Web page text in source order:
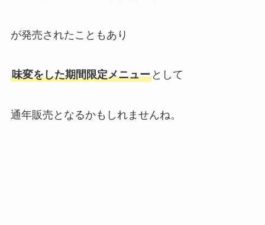
が発売されたこともあり
味変をした期間限定メニューとして
通年販売となるかもしれませんね。